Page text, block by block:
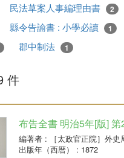
民法草案人事編理由書 2
縣令告諭書 : 小學必讀 1
郡中制法 1
件
布告全書 明治5年[版] 第
編著者 : ［太政官正院］外史
出版年（西暦）
: 1872